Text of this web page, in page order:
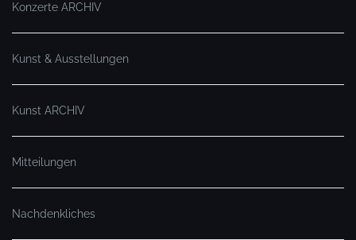
Konzerte ARCHIV
Kunst & Ausstellungen
Kunst ARCHIV
Mitteilungen
Nachdenkliches